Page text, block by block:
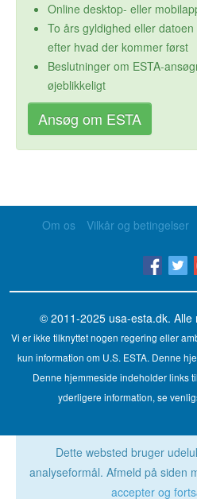
Online desktop- eller
To års gyldighed eller
efter hvad der kommer først
Beslutninger om ESTA-
øjeblikkeligt
Ansøg om ESTA
Om os Vilkår og betingelser
© 2011-2025 usa-esta.dk. Alle
Vi er ikke tilknyttet nogen regering eller
kun information om U.S. ESTA. Denne
Denne hjemmeside indeholder links
yderligere information, se
Dette websted bruger
analyseformål. Afmeld på siden
accepter og